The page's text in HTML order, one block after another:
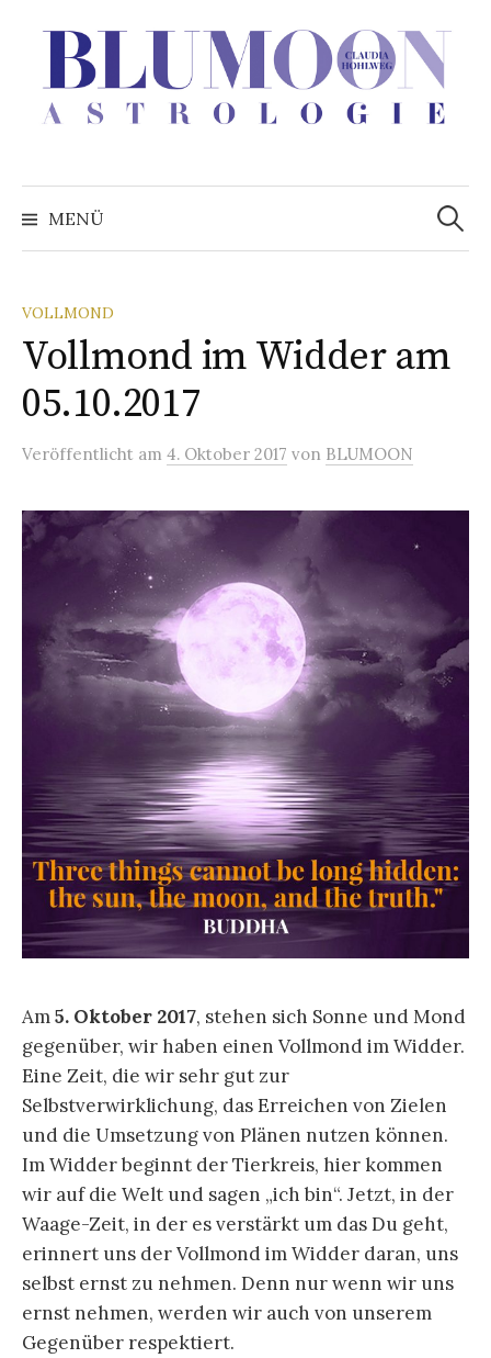
überspringen
MENÜ
Suchen
nach:
VOLLMOND
Vollmond im Widder am
05.10.2017
Veröffentlicht am 4. Oktober 2017 von BLUMOON
Am5. Oktober 2017, stehen sich Sonne und Mond
gegenüber, wir haben einen Vollmond im Widder.
Eine Zeit, die wir sehr gut zur
Selbstverwirklichung, das Erreichen von Zielen
und die Umsetzung von Plänen nutzen können.
Im Widder beginnt der Tierkreis, hier kommen
wir auf die Welt und sagen „ich bin“. Jetzt, in der
Waage-Zeit, in der es verstärkt um das Du geht,
erinnert uns der Vollmond im Widder daran, uns
selbst ernst zu nehmen. Denn nur wenn wir uns
ernst nehmen, werden wir auch von unserem
Gegenüber respektiert.